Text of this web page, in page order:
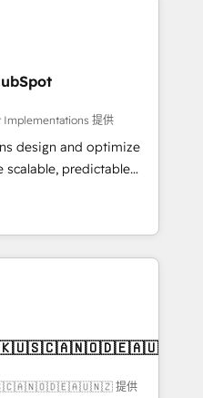
us to
growth, revops,
on EMEA - USA
Implementations 提供
design and optimize
scalable, predictable
strategic RevOps
execution - building
need to
- Managed IT (MSP) -
and portal
CRM architecture,
Custom integrations
提供